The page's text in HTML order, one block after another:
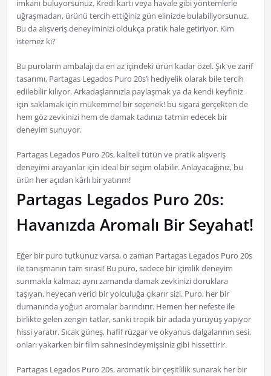
imkanı buluyorsunuz. Kredi kartı veya havale gibi yöntemlerle
uğraşmadan, ürünü tercih ettiğiniz gün elinizde bulabiliyorsunuz.
Bu da alışveriş deneyiminizi oldukça pratik hale getiriyor. Kim
istemez ki?
Bu puroların ambalajı da en az içindeki ürün kadar özel. Şık ve zarif
tasarımı, Partagas Legados Puro 20s’i hediyelik olarak bile tercih
edilebilir kılıyor. Arkadaşlarınızla paylaşmak ya da kendi keyfiniz
için saklamak için mükemmel bir seçenek! bu sigara gerçekten de
hem göz zevkinizi hem de damak tadınızı tatmin edecek bir
deneyim sunuyor.
Partagas Legados Puro 20s, kaliteli tütün ve pratik alışveriş
deneyimi arayanlar için ideal bir seçim olabilir. Anlayacağınız, bu
ürün her açıdan kârlı bir yatırım!
Partagas Legados Puro 20s:
Havanızda Aromalı Bir Seyahat!
Eğer bir puro tutkunuz varsa, o zaman Partagas Legados Puro 20s
ile tanışmanın tam sırası! Bu puro, sadece bir içimlik deneyim
sunmakla kalmaz; aynı zamanda damak zevkinizi doruklara
taşıyan, heyecan verici bir yolculuğa çıkarır sizi. Puro, her bir
dumanında yoğun aromalar barındırır. Hemen her nefeste ile
birlikte gelen zengin tatlar, sanki tropik bir adada yürüyüş yapıyor
hissi yaratır. Sıcak güneş, hafif rüzgar ve okyanus dalgalarının sesi,
onları yakarken bir film sahnesindeymişsiniz gibi hissettirir.
Partagas Legados Puro 20s, aromatik bir çeşitlilik sunarak her bir